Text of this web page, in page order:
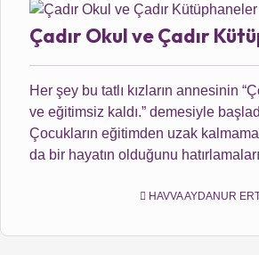
Çadır Okul ve Çadır
Her şey bu tatlı kızların annesinin
ve eğitimsiz kaldı.” demesiyle
Çocukların eğitimden uzak
da bir hayatın olduğunu
HAVVA AYDANUR